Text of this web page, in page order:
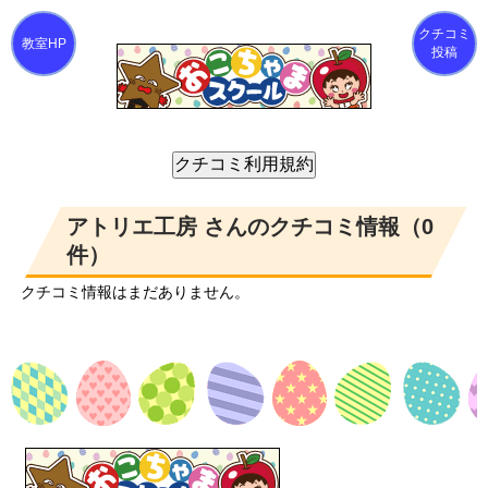
クチコミ
投稿
アトリエ工房 さんのクチコミ情報（0
件）
クチコミ情報はまだありません。